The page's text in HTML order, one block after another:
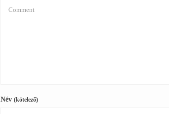
Név (kötelező)